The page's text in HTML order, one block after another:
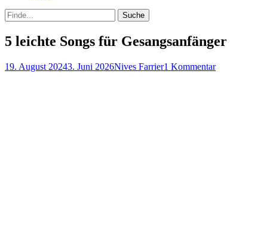
bei
der
Suche
Suche
nach:
5 leichte Songs für Gesangsanfänger
Posted
19. August 20243. Juni 2026Autor
Nives Farrier1 Kommentar